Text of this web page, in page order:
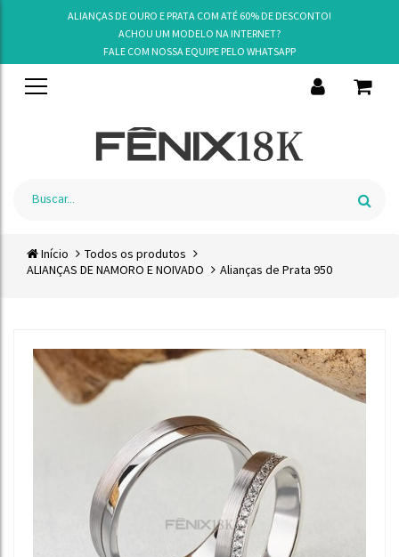
ALIANÇAS DE OURO E PRATA COM ATÉ 60% DE DESCONTO!
ACHOU UM MODELO NA INTERNET?
FALE COM NOSSA EQUIPE PELO WHATSAPP
Início
Todos os produtos
ALIANÇAS DE NAMORO E NOIVADO
Alianças de Prata 950